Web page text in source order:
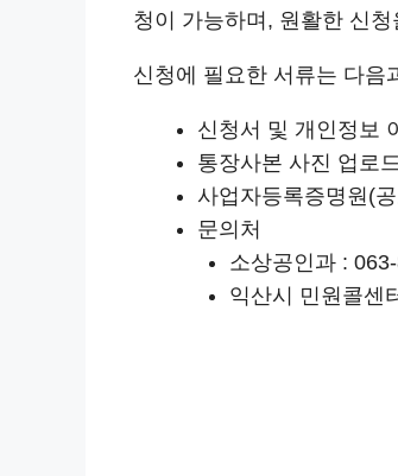
청이 가능하며, 원활한 신
신청에 필요한 서류는 다음
신청서 및 개인정보
통장사본 사진 업로
사업자등록증명원(
문의처
소상공인과 :
익산시 민원콜센